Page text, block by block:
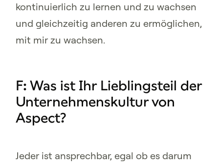
kontinuierlich zu lernen und zu wachsen
und gleichzeitig anderen zu ermöglichen,
mit mir zu wachsen.
F: Was ist Ihr Lieblingsteil der
Unternehmenskultur von
Aspect?
Jeder ist ansprechbar, egal ob es darum